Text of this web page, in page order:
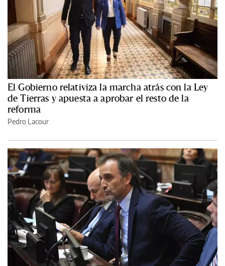
El Gobierno relativiza la marcha atrás con la Ley
de Tierras y apuesta a aprobar el resto de la
reforma
Pedro Lacour